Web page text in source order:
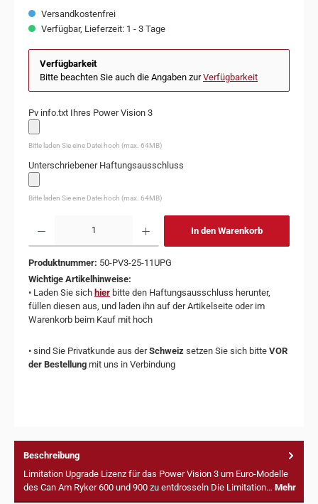
Versandkostenfrei
Verfügbar, Lieferzeit: 1 - 3 Tage
Verfügbarkeit
Bitte beachten Sie auch die Angaben zurVerfügbarkeit
Pv info.txt Ihres Power Vision 3
Bitte laden Sie eine Datei hoch (max. 64MB)
Unterschriebener Haftungsausschluss
Bitte laden Sie eine Datei hoch (max. 64MB)
In den Warenkorb
Produktnummer: 50-PV3-25-11UPG
Wichtige Artikelhinweise:
• Laden Sie sich hier bitte den Haftungsausschluss herunter,
füllen diesen aus, und laden ihn auf der Artikelseite oder im
Warenkorb beim Kauf mit hoch
• sind Sie Privatkunde aus derSchweiz setzen Sie sich bitte VOR
der Bestellung mit uns in Verbindung
Beschreibung
Limitation Upgrade Lizenz für das Power Vision 3 um Euro-Modelle
des Can Am Ryker 600 und 900 zu entdrosseln Die Limitation… Mehr